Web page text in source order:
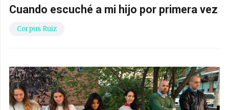
Cuando escuché a mi hijo por primera vez
Corpus Ruiz